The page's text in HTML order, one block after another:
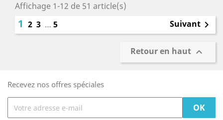
Affichage 1-12 de 51 article(s)
1 2 3 … 5 Suivant 
Retour en haut 
Recevez nos offres spéciales